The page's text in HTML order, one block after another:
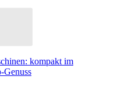
kompakt im
Genuss